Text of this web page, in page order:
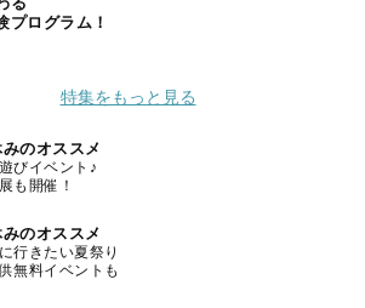
プログラム！
特集をもっと見る
のオススメ
びイベント♪
も開催！
のオススメ
行きたい夏祭り
無料イベントも